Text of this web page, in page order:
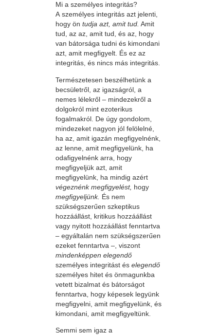
Mi a személyes integritás?
A személyes integritás azt jelenti,
hogy ön tudja azt, amit tud. Amit
tud, az az, amit tud, és az, hogy
van bátorsága tudni és kimondani
azt, amit megfigyelt. És ez az
integritás, és nincs más integritás.
Természetesen beszélhetünk a
becsületről, az igazságról, a
nemes lélekről – mindezekről a
dolgokról mint ezoterikus
fogalmakról. De úgy gondolom,
mindezeket nagyon jól felölelné,
ha az, amit igazán megfigyelnénk,
az lenne, amit megfigyelünk, ha
odafigyelnénk arra, hogy
megfigyeljük azt, amit
megfigyelünk, ha mindig azért
végeznénk megfigyelést, hogy
megfigyeljünk. És nem
szükségszerűen szkeptikus
hozzáállást, kritikus hozzáállást
vagy nyitott hozzáállást fenntartva
– egyáltalán nem szükségszerűen
ezeket fenntartva –, viszont
mindenképpen elegendő
személyes integritást és elegendő
személyes hitet és önmagunkba
vetett bizalmat és bátorságot
fenntartva, hogy képesek legyünk
megfigyelni, amit megfigyelünk, és
kimondani, amit megfigyeltünk.
Semmi sem igaz a